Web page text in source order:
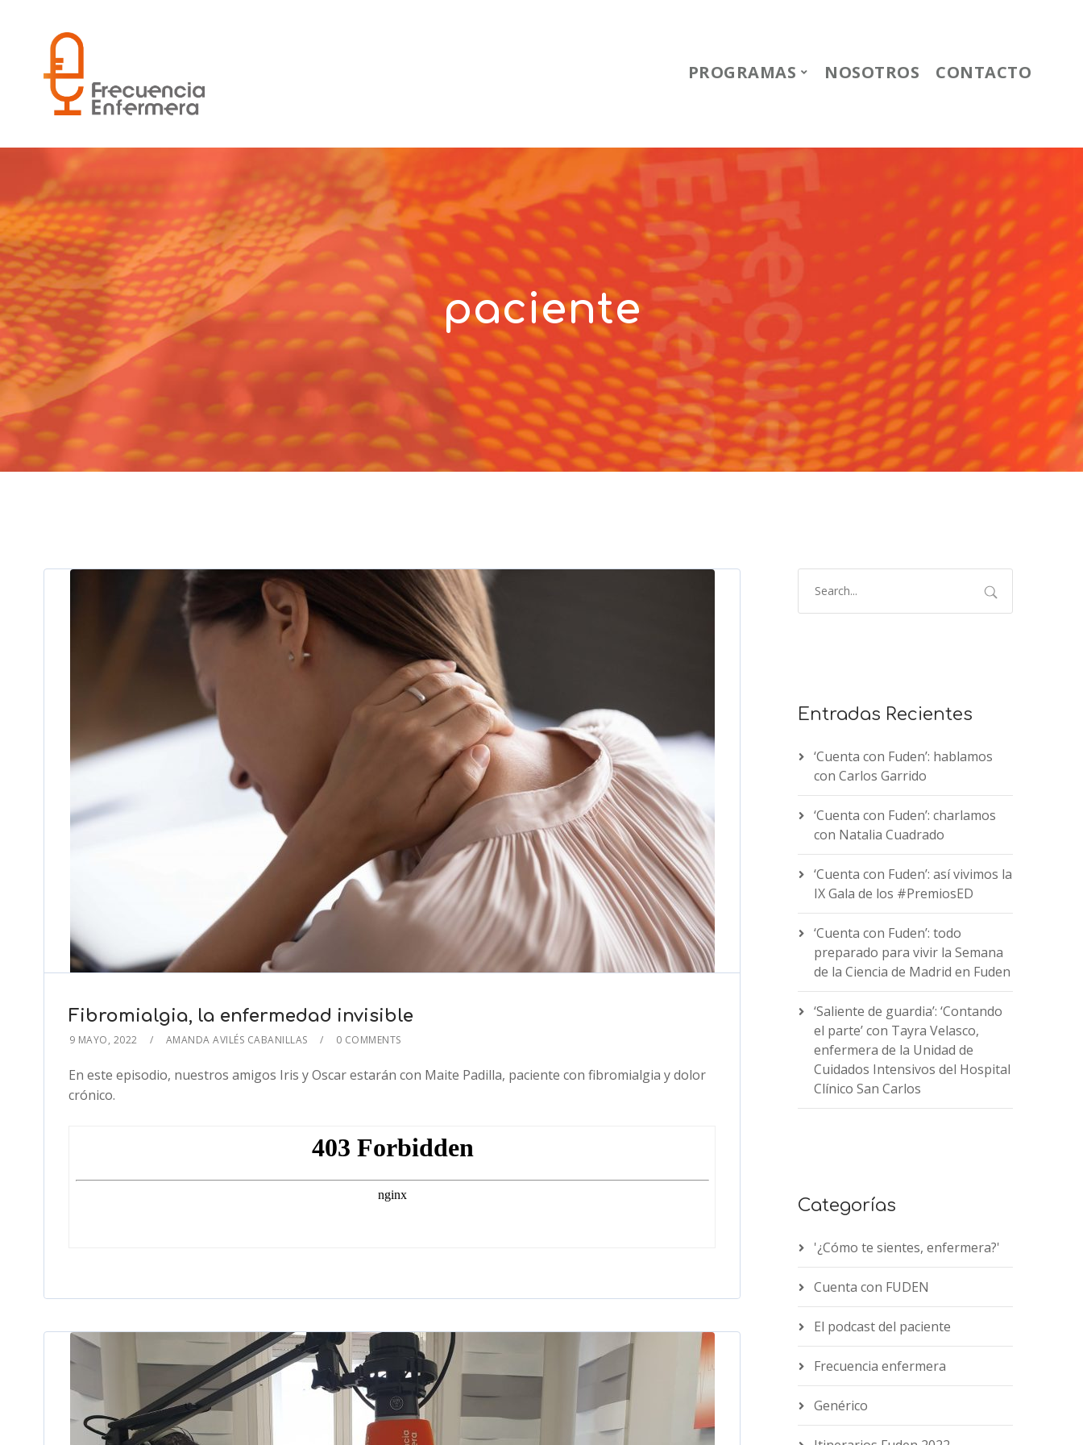
PROGRAMAS NOSOTROS CONTACTO
paciente
Fibromialgia, la enfermedad invisible
9 MAYO, 2022 AMANDA AVILÉS CABANILLAS 0 COMMENTS
En este episodio, nuestros amigos Iris y Oscar estarán con Maite Padilla, paciente con fibromialgia y dolor
crónico.
Entradas Recientes
‘Cuenta con Fuden’: hablamos
con Carlos Garrido
‘Cuenta con Fuden’: charlamos
con Natalia Cuadrado
‘Cuenta con Fuden’: así vivimos la
IX Gala de los #PremiosED
‘Cuenta con Fuden’: todo
preparado para vivir la Semana
de la Ciencia de Madrid en Fuden
‘Saliente de guardia’: ‘Contando
el parte’ con Tayra Velasco,
enfermera de la Unidad de
Cuidados Intensivos del Hospital
Clínico San Carlos
Categorías
'¿Cómo te sientes, enfermera?'
Cuenta con FUDEN
El podcast del paciente
Frecuencia enfermera
Genérico